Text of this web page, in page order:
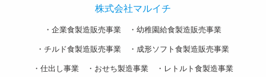
株式会社マルイチ
・企業食製造販売事業 ・幼稚園給食製造販売事業
・チルド食製造販売事業 ・成形ソフト食製造販売事業
・仕出し事業 ・おせち製造事業 ・レトルト食製造事業